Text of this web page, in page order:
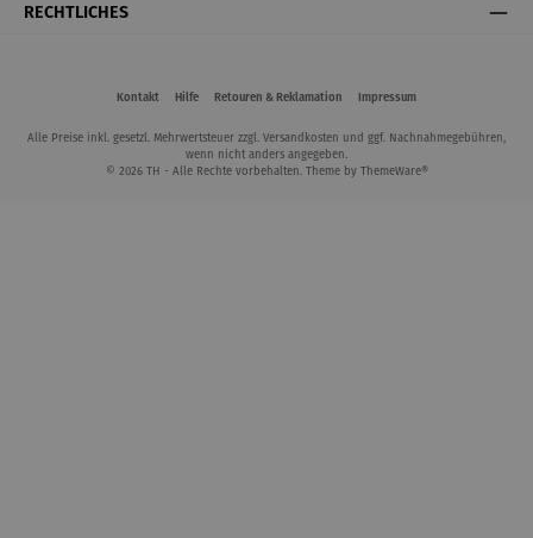
RECHTLICHES
Kontakt Hilfe Retouren & Reklamation Impressum
Alle Preise inkl. gesetzl. Mehrwertsteuer zzgl. Versandkosten und ggf. Nachnahmegebühren,
wenn nicht anders angegeben.
© 2026 TH - Alle Rechte vorbehalten. Theme by ThemeWare®